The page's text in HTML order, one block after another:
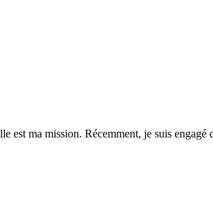
ma mission. Récemment, je suis